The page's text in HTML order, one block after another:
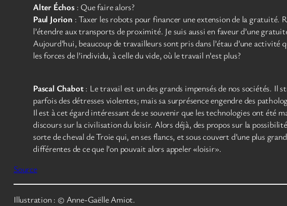
Alter Échos : Que faire alors?
Paul Jorion : Taxer les robots pour financer une extension de la gratuité.
l’étendre aux transports de proximité. Je suis aussi en faveur d’une
Aujourd’hui, beaucoup de travailleurs sont pris dans l’étau d’une
les forces de l’individu, à celle du vide, où le travail n’est plus?
Pascal Chabot: Le travail est un des grands impensés de nos sociétés.
parfois des détresses violentes; mais sa surprésence engendre des
Il est à cet égard intéressant de se souvenir que les technologies ont été
discours sur la civilisation du loisir. Alors déjà, des propos sur la
sorte de cheval de Troie qui, en ses flancs, et sous couvert d’une plus
différentes de ce que l’on pouvait alors appeler «loisir».
Source
Illustration : © Anne-Gaëlle Amiot.